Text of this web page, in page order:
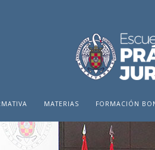
MATERIAS FORMACIÓN